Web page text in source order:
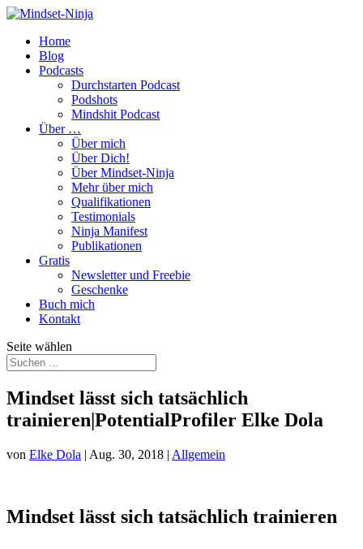
Home
Blog
Podcasts
Durchstarten Podcast
Podshots
Mindshit Podcast
Über …
Über mich
Über Dich!
Über Mindset-Ninja
Mehr über mich
Qualifikationen
Testimonials
Ninja Manifest
Publikationen
Gratis
Newsletter und Freebie
Geschenke
Buch mich
Kontakt
Seite wählen
Mindset lässt sich tatsächlich
trainieren|PotentialProfiler Elke Dola
von Elke Dola | Aug. 30, 2018 | Allgemein
Mindset lässt sich tatsächlich trainieren